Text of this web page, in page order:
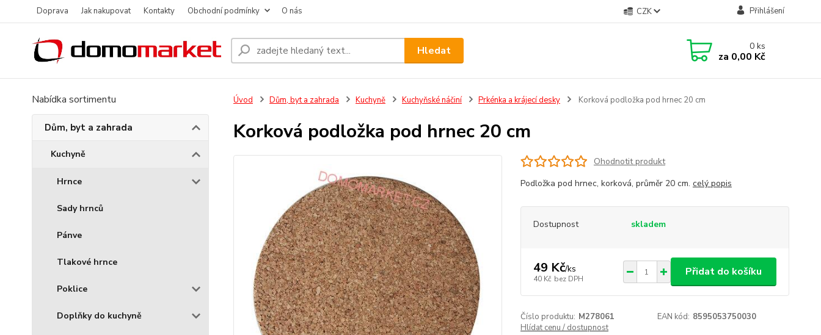
Doprava Jak nakupovat Kontakty Obchodní podmínky O nás CZK Přihlášení
Hledat 0ks
za 0,00 Kč
Nabídka sortimentu
Dům, byt a zahrada
Kuchyně
Hrnce
Sady hrnců
Pánve
Tlakové hrnce
Poklice
Doplňky do kuchyně
Úvod Dům, byt a zahrada Kuchyně Kuchyňské náčiní Prkénka a krájecí desky Korková podložka pod hrnec 20 cm
Korková podložka pod hrnec 20 cm
Ohodnotit produkt
Podložka pod hrnec, korková, průměr 20 cm. celý popis
Dostupnost skladem
49 Kč/ks
40 Kč bez DPH
Přidat do košíku
Číslo produktu: M278061 EAN kód: 8595053750030
Hlídat cenu / dostupnost